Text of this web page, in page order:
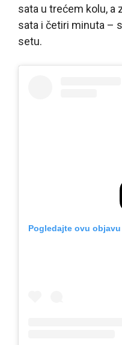
sata u trećem kolu, a
sata i četiri minuta –
setu.
Pogledajte ovu